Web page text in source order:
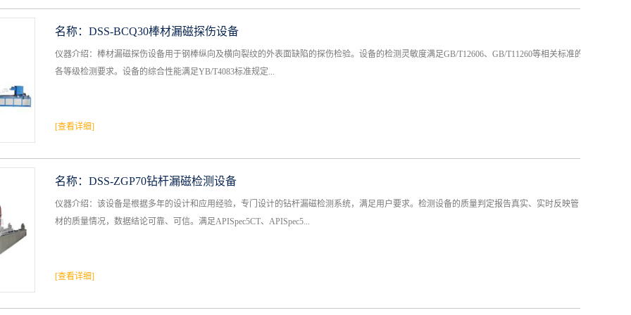
名称： DSS-BCQ30棒材漏磁探伤设备
仪器介绍：棒材漏磁探伤设备用于钢棒纵向及横向裂纹的外表面缺陷的探伤检验。设备的检测灵敏度满足GB/T12606、GB/T11260等相关标准的
各等级检测要求。设备的综合性能满足YB/T4083标准规定...
[查看详细]
名称： DSS-ZGP70钻杆漏磁检测设备
仪器介绍：该设备是根据多年的设计和应用经验，专门设计的钻杆漏磁检测系统，满足用户要求。检测设备的质量判定报告真实、实时反映管
材的质量情况，数据结论可靠、可信。满足APISpec5CT、APISpec5...
[查看详细]